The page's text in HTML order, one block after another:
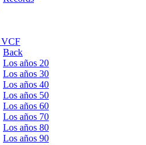
VCF
Back
Los años 20
Los años 30
Los años 40
Los años 50
Los años 60
Los años 70
Los años 80
Los años 90